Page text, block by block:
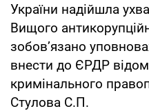
України надійшла
Вищого
зобов’язано
внести до ЄРДР
кримінального
Стулова С.П.